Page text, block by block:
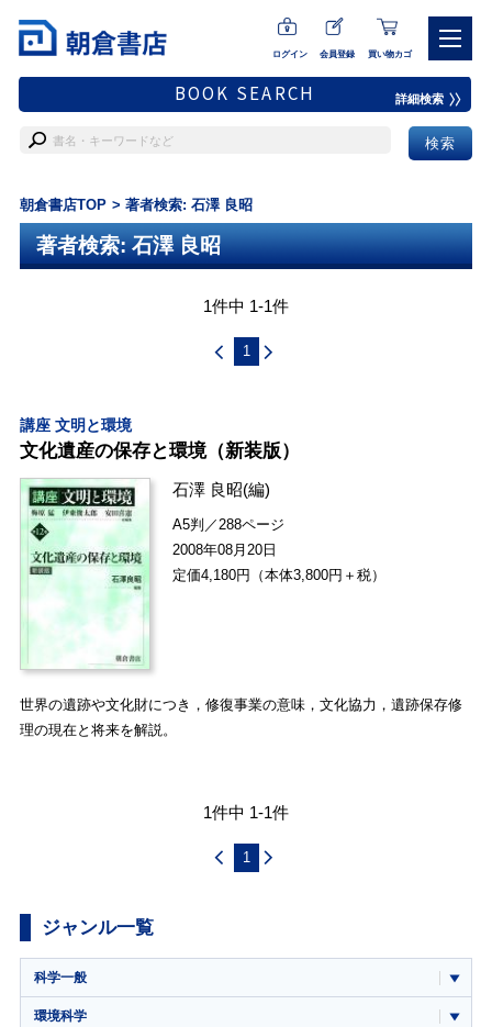
ログイン 会員登録 買い物カゴ
BOOK SEARCH 詳細検索
朝倉書店TOP 著者検索: 石澤 良昭
著者検索: 石澤 良昭
1件中 1-1件
1
講座 文明と環境
文化遺産の保存と環境（新装版）
石澤 良昭(編)
A5判／288ページ
2008年08月20日
定価4,180円（本体3,800円＋税）
世界の遺跡や文化財につき，修復事業の意味，文化協力，遺跡保存修
理の現在と将来を解説。
1件中 1-1件
1
ジャンル一覧
科学一般
環境科学